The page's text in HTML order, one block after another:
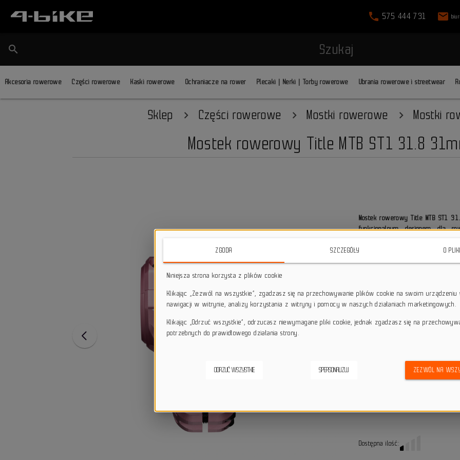
phone 575 444 731 mail
search Szukaj
Akcesoria rowerowe Części rowerowe Kaski rowerowe Ochraniacze na rower Plecaki | Nerki | Torby rowerowe Ubrania rowerowe i streetwear
Sklep Części rowerowe Mostki rowerowe Mostki
Mostek rowerowy Title MTB ST1 31.8
Mostek rowerowy Title MTB ST1
funkcjonalnym designem dla
kierownicy z ramą, oferując
star_borderstar_borderstar_borderstar_borderstar_border
local_shipping Darmowa dostawa przy
Dotyczy wysyłki na terenie
keyboard_return 14 dni na odstąpienie od
Alternatywne produkty
Dostępna ilość:
ZGODA SZCZEGÓŁY O
Niniejsza strona korzysta z plików cookie
Klikając „Zezwól na wszystkie”, zgadzasz się na przechowywanie plików cookie na swoim urządzeniu
nawigacji w witrynie, analizy korzystania z witryny i pomocy w naszych działaniach marketingowych.
Klikając „Odrzuć wszystkie”, odrzucasz niewymagane pliki cookie, jednak zgadzasz się na
potrzebnych do prawidłowego działania strony.
ODRZUĆ WSZYSTKIE SPERSONALIZUJ ZEZWÓL NA